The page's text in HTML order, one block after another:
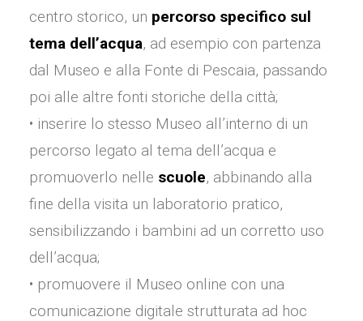
centro storico, un percorso specifico sul
tema dell’acqua, ad esempio con partenza
dal Museo e alla Fonte di Pescaia, passando
poi alle altre fonti storiche della città;
• inserire lo stesso Museo all’interno di un
percorso legato al tema dell’acqua e
promuoverlo nelle scuole, abbinando alla
fine della visita un laboratorio pratico,
sensibilizzando i bambini ad un corretto uso
dell’acqua;
• promuovere il Museo online con una
comunicazione digitale strutturata ad hoc